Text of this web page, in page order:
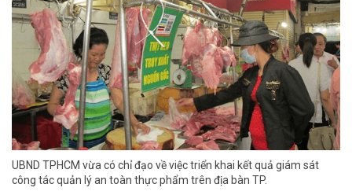
UBND TPHCM vừa có chỉ đạo về việc triển khai kết quả giám sát
công tác quản lý an toàn thực phẩm trên địa bàn TP.